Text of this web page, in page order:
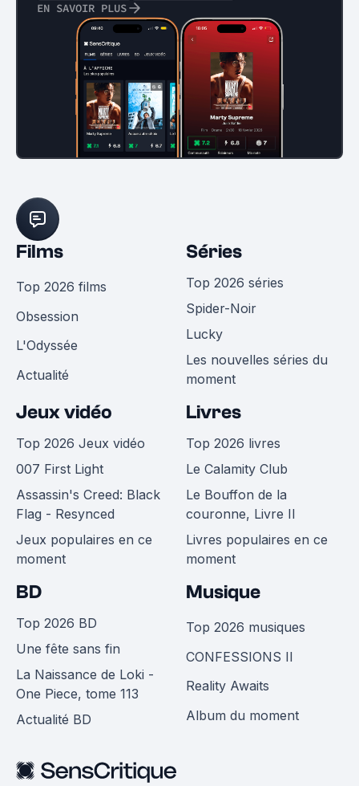
EN SAVOIR PLUS
Films
Top 2026 films
Obsession
L'Odyssée
Actualité
Séries
Top 2026 séries
Spider-Noir
Lucky
Les nouvelles séries du
moment
Jeux vidéo
Top 2026 Jeux vidéo
007 First Light
Assassin's Creed: Black
Flag - Resynced
Jeux populaires en ce
moment
Livres
Top 2026 livres
Le Calamity Club
Le Bouffon de la
couronne, Livre II
Livres populaires en ce
moment
BD
Top 2026 BD
Une fête sans fin
La Naissance de Loki -
One Piece, tome 113
Actualité BD
Musique
Top 2026 musiques
CONFESSIONS II
Reality Awaits
Album du moment